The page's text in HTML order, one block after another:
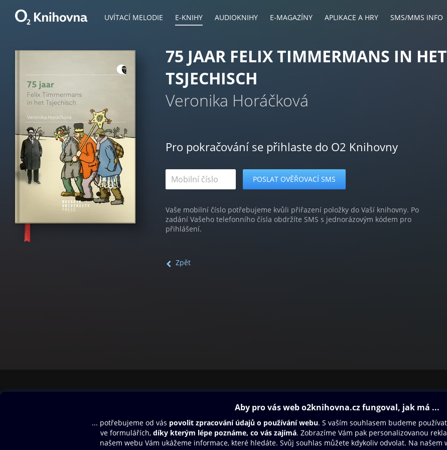
UVÍTACÍ MELODIE E-KNIHY AUDIOKNIHY E-MAGAZÍNY APLIKACE A HRY SMS/MMS INFO
75 JAAR FELIX TIMMERMANS IN HET
TSJECHISCH
Veronika Horáčková
Pro pokračování se přihlaste do O2 Knihovny
Vaše mobilní číslo potřebujeme kvůli přiřazení položky do Vaší knihovny. Po
zadání Vašeho telefonního čísla obdržíte SMS s jednorázovým kódem pro
přihlášení.
Zpět
Aplikace a hry
SMS/MMS Info
Blog
Dárkový poukaz
Nápověda
Oneplay Originály
Sport